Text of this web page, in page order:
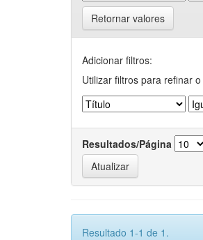
Retornar valores
Adicionar filtros:
Utilizar filtros para refinar
Resultados/Página
Resultado 1-1 de 1.